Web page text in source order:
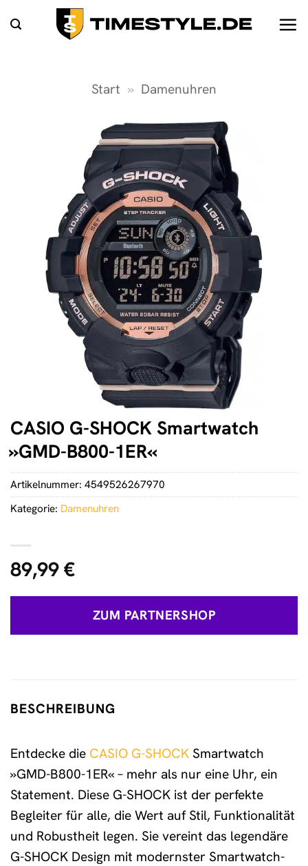
Inhalt
Start » Damenuhren
CASIO G-SHOCK Smartwatch
»GMD-B800-1ER«
89,99€
ZUM PARTNERSHOP
Artikelnummer: 4549526267970
Kategorie: Damenuhren
BESCHREIBUNG
Entdecke die CASIO G-SHOCK Smartwatch
»GMD-B800-1ER« – mehr als nur eine Uhr, ein
Statement. Diese G-SHOCK ist der perfekte
Begleiter für alle, die Wert auf Stil, Funktionalität
und Robustheit legen. Sie vereint das legendäre
G-SHOCK Design mit modernster Smartwatch-